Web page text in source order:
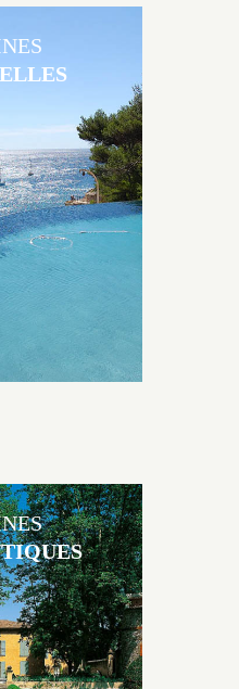
Jacques Brens sont
parfaitement à leur
jeu de volume et de
notre bureau d’étude
Jacques Brens se
des matériaux
ancien, retrouver une